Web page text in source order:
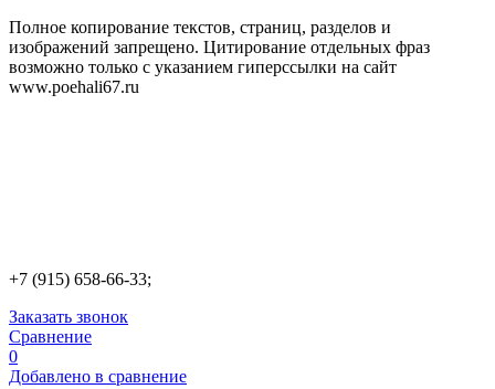
Полное копирование текстов, страниц, разделов и
изображений запрещено. Цитирование отдельных фраз
возможно только с указанием гиперссылки на сайт
www.poehali67.ru
+7 (915) 658-66-33;
Заказать звонок
Сравнение
0
Добавлено в сравнение